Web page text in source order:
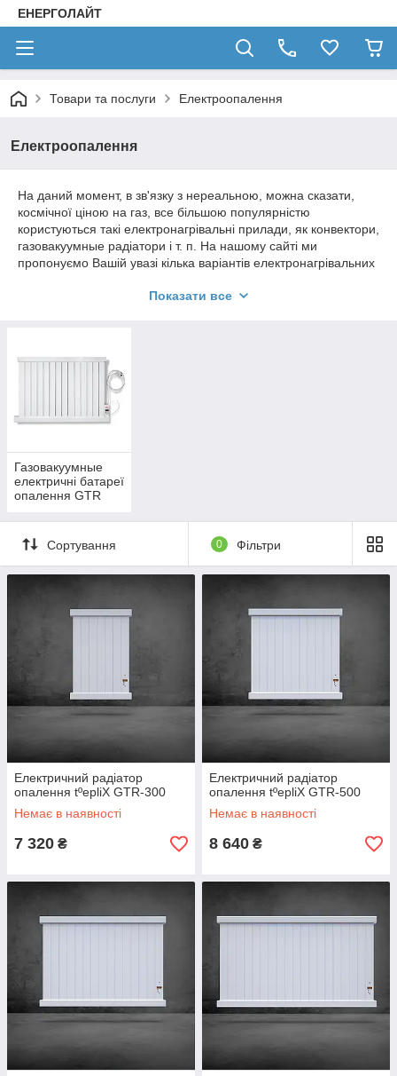
ЕНЕРГОЛАЙТ
Товари та послуги Електроопалення
Електроопалення
На даний момент, в зв'язку з нереальною, можна сказати,
космічної ціною на газ, все більшою популярністю
користуються такі електронагрівальні прилади, як конвектори,
газовакуумные радіатори і т. п. На нашому сайті ми
пропонуємо Вашій увазі кілька варіантів електронагрівальних
ГАЗОВАКУУМНЫЕ ЕЛЕКТРИЧНІ РАДІАТОРИ ДЛЯ
Показати все
Газовакуумные
електричні батареї
опалення GTR
Сортування 0 Фільтри
Електричний радіатор
опалення tºepliX GTR-300
Немає в наявності
7 320 ₴
Електричний радіатор
опалення tºepliX GTR-500
Немає в наявності
8 640 ₴